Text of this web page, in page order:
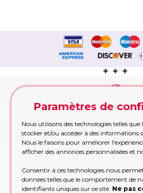
Contactez
Nous promettons
vous faire perdre
et nous tenons
promesse!
Appelez-nous pour les
pendant les heures de
Paramètres de
Nous utilisons des technologies telles que
stocker et/ou accéder à des informations
Nous le faisons pour améliorer
afficher des annonces personnalisées et
Consentir à ces technologies nous
données telles que le comportement de
identifiants uniques sur ce site. Ne pas